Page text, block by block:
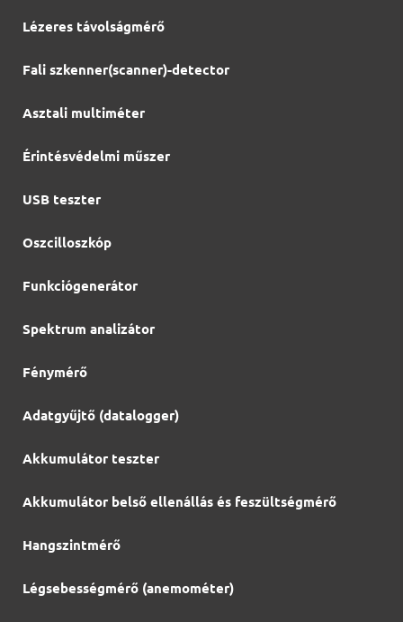
Lézeres távolságmérő
Fali szkenner(scanner)-detector
Asztali multiméter
Érintésvédelmi műszer
USB teszter
Oszcilloszkóp
Funkciógenerátor
Spektrum analizátor
Fénymérő
Adatgyűjtő (datalogger)
Akkumulátor teszter
Akkumulátor belső ellenállás és feszültségmérő
Hangszintmérő
Légsebességmérő (anemométer)